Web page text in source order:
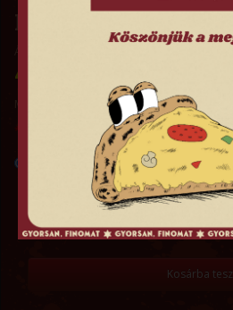
FANTA (0,33 L)
490 FT
Megszerezhető hűségpontok: 0
Kosárba tesz